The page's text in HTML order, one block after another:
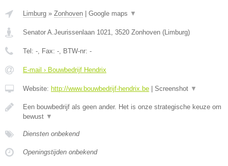
Limburg » Zonhoven Google maps ▼
Senator A.Jeurissenlaan 1021 3520 Zonhoven ( Limburg)
Tel: - , Fax: - , BTW-nr: -
E-mail › Bouwbedrijf Hendrix
Website: http://www.bouwbedrijf-hendrix.be Screenshot ▼
Een bouwbedrijf als geen ander. Het is onze strategische keuze om
bewust ▼
Diensten onbekend
Openingstijden onbekend